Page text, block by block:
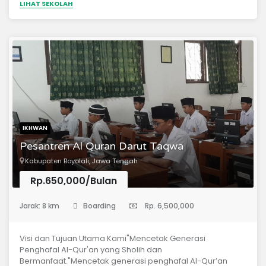
LIHAT SEKOLAH
IKHWAN
Pesantren Al Quran Darut Taqwa
Kabupaten Boyolali, Jawa Tengah
Rp.650,000/Bulan
Jarak: 8 km Boarding Rp. 6,500,000
Visi dan Tujuan Utama Kami"Mencetak Generasi
Penghafal Al-Qur'an yang Sholih dan
Bermanfaat."Mencetak generasi penghafal Al-Qur’an